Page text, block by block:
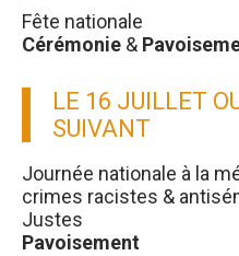
Fête nationale
Cérémonie &
LE 16 JUILLET
SUIVANT
Journée nationale à la
crimes racistes &
Justes
Pavoisement